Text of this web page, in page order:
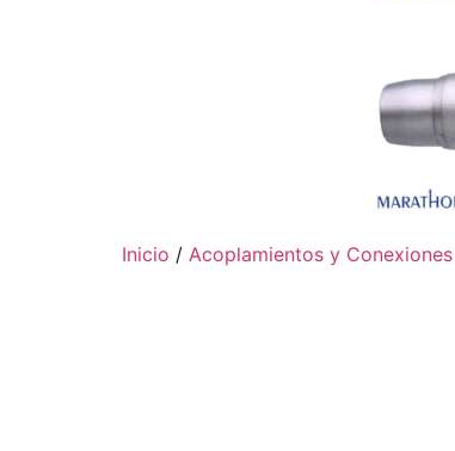
Inicio / Acoplamientos y Conexiones